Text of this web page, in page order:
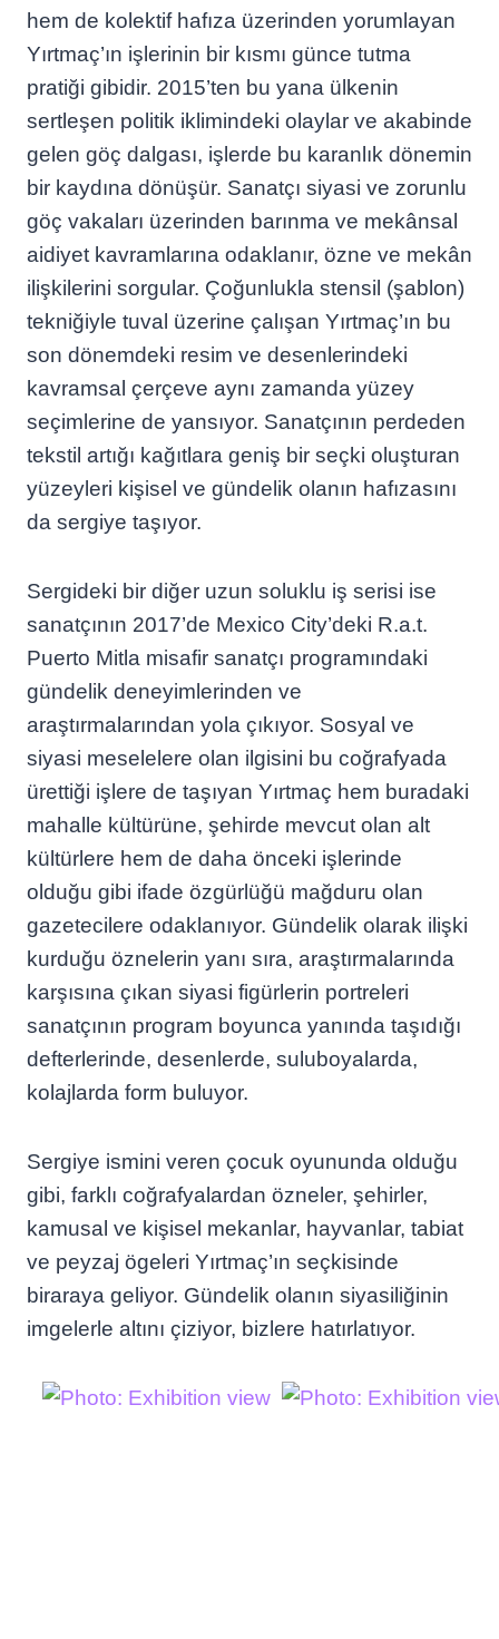
hem de kolektif hafıza üzerinden yorumlayan
Yırtmaç’ın işlerinin bir kısmı günce tutma
pratiği gibidir. 2015’ten bu yana ülkenin
sertleşen politik iklimindeki olaylar ve akabinde
gelen göç dalgası, işlerde bu karanlık dönemin
bir kaydına dönüşür. Sanatçı siyasi ve zorunlu
göç vakaları üzerinden barınma ve mekânsal
aidiyet kavramlarına odaklanır, özne ve mekân
ilişkilerini sorgular. Çoğunlukla stensil (şablon)
tekniğiyle tuval üzerine çalışan Yırtmaç’ın bu
son dönemdeki resim ve desenlerindeki
kavramsal çerçeve aynı zamanda yüzey
seçimlerine de yansıyor. Sanatçının perdeden
tekstil artığı kağıtlara geniş bir seçki oluşturan
yüzeyleri kişisel ve gündelik olanın hafızasını
da sergiye taşıyor.
Sergideki bir diğer uzun soluklu iş serisi ise
sanatçının 2017’de Mexico City’deki R.a.t.
Puerto Mitla misafir sanatçı programındaki
gündelik deneyimlerinden ve
araştırmalarından yola çıkıyor. Sosyal ve
siyasi meselelere olan ilgisini bu coğrafyada
ürettiği işlere de taşıyan Yırtmaç hem buradaki
mahalle kültürüne, şehirde mevcut olan alt
kültürlere hem de daha önceki işlerinde
olduğu gibi ifade özgürlüğü mağduru olan
gazetecilere odaklanıyor. Gündelik olarak ilişki
kurduğu öznelerin yanı sıra, araştırmalarında
karşısına çıkan siyasi figürlerin portreleri
sanatçının program boyunca yanında taşıdığı
defterlerinde, desenlerde, suluboyalarda,
kolajlarda form buluyor.
Sergiye ismini veren çocuk oyununda olduğu
gibi, farklı coğrafyalardan özneler, şehirler,
kamusal ve kişisel mekanlar, hayvanlar, tabiat
ve peyzaj ögeleri Yırtmaç’ın seçkisinde
biraraya geliyor. Gündelik olanın siyasiliğinin
imgelerle altını çiziyor, bizlere hatırlatıyor.